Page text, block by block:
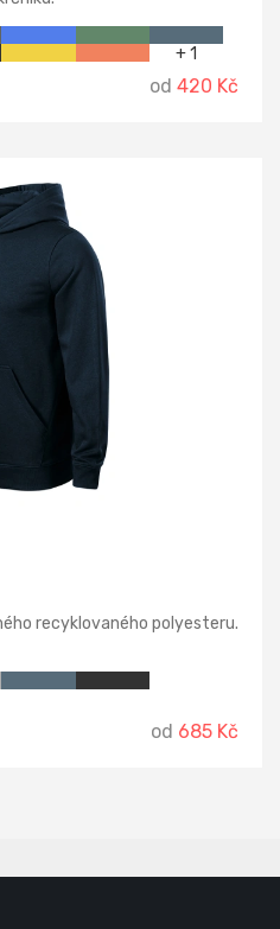
+ 1
od 420 Kč
recyklovaného polyesteru.
od 685 Kč